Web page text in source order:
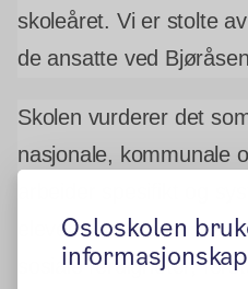
Osloskolen
skoleåret. Vi er stolte
de ansatte ved
Skolen vurderer det
nasjonale, kommunale
elevene har en ønsket
sosiale ferdigheter,